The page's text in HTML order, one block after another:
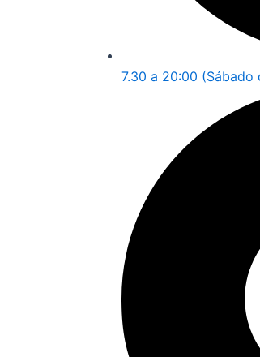
7.30 a 20:00 (Sábado